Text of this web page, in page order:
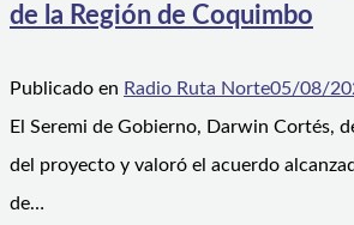
de la Región de Coquimbo
Publicado en Radio Ruta Norte05/08/
El Seremi de Gobierno, Darwin Cortés,
del proyecto y valoró el acuerdo
de…